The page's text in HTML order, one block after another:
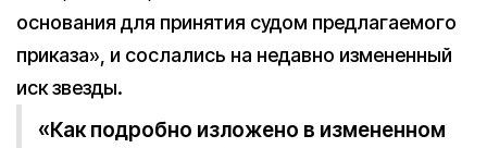
основания для принятия судом предлагаемого
приказа», и сослались на недавно измененный
иск звезды.
«Как подробно изложено в измененном